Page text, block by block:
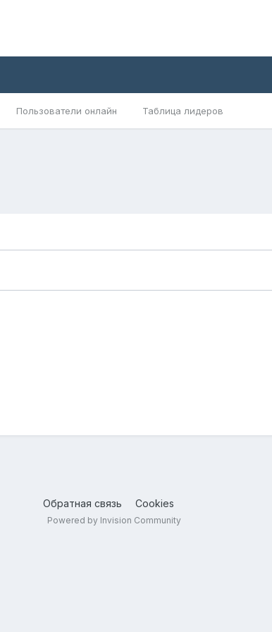
Пользователи онлайн Таблица лидеров
Обратная связь Cookies
Powered by Invision Community